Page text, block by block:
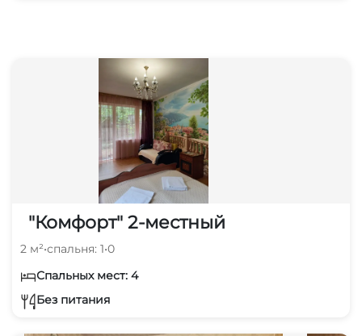
"Комфорт" 2-местный
2 м²•спальня: 1•0
Спальных мест: 4
Без питания